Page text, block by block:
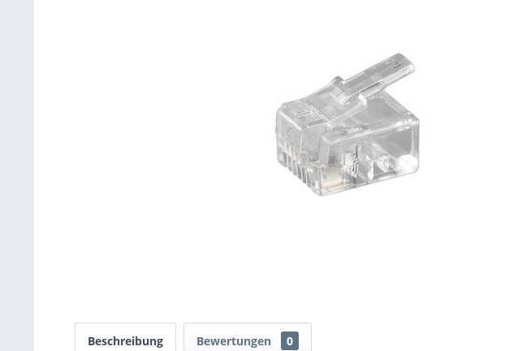
Beschreibung Bewertungen 0